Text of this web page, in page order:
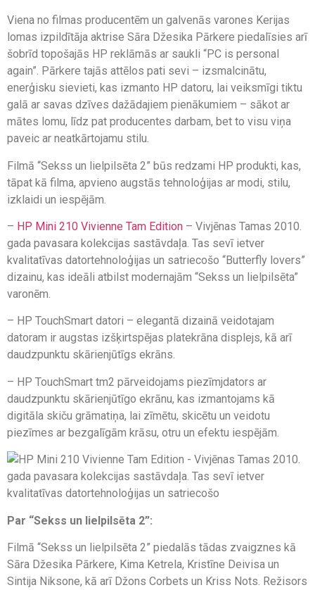
Viena no filmas producentēm un galvenās varones Kerijas
lomas izpildītāja aktrise Sāra Džesika Pārkere piedalīsies arī
šobrīd topošajās HP reklāmās ar saukli “PC is personal
again”. Pārkere tajās attēlos pati sevi – izsmalcinātu,
enerģisku sievieti, kas izmanto HP datoru, lai veiksmīgi tiktu
galā ar savas dzīves dažādajiem pienākumiem – sākot ar
mātes lomu, līdz pat producentes darbam, bet to visu viņa
paveic ar neatkārtojamu stilu.
Filmā “Sekss un lielpilsēta 2” būs redzami HP produkti, kas,
tāpat kā filma, apvieno augstās tehnoloģijas ar modi, stilu,
izklaidi un iespējām.
– HP Mini 210 Vivienne Tam Edition – Vivjēnas Tamas 2010.
gada pavasara kolekcijas sastāvdaļa. Tas sevī ietver
kvalitatīvas datortehnoloģijas un satriecošo “Butterfly lovers”
dizainu, kas ideāli atbilst modernajām “Sekss un lielpilsēta”
varonēm.
– HP TouchSmart datori – elegantā dizainā veidotajam
datoram ir augstas izšķirtspējas platekrāna displejs, kā arī
daudzpunktu skārienjūtīgs ekrāns.
– HP TouchSmart tm2 pārveidojams piezīmjdators ar
daudzpunktu skārienjūtīgo ekrānu, kas izmantojams kā
digitāla skiču grāmatiņa, lai zīmētu, skicētu un veidotu
piezīmes ar bezgalīgām krāsu, otru un efektu iespējām.
Par “Sekss un lielpilsēta 2”:
Filmā “Sekss un lielpilsēta 2” piedalās tādas zvaigznes kā
Sāra Džesika Pārkere, Kima Ketrela, Kristīne Deivisa un
Sintija Niksone, kā arī Džons Corbets un Kriss Nots. Režisors